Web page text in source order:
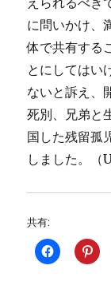
に問いかけ、
体で共有する
とにしてはい
ないと訴え、
死別、兄弟と
国した残留孤
しました。（
共有: